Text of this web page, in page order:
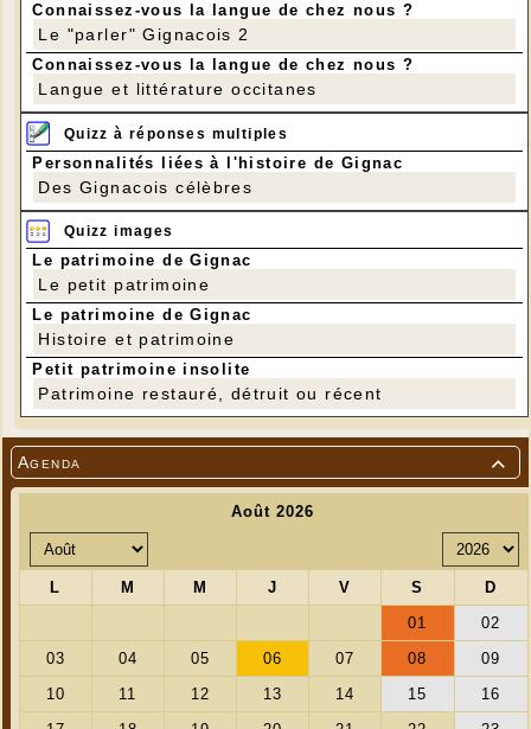

Agenda
Connaissez-vous la langue de chez nous ?
Le "parler" Gignacois 2
Connaissez-vous la langue de chez nous ?
Langue et littérature occitanes
Quizz à réponses multiples
Personnalités liées à l'histoire de Gignac
Des Gignacois célèbres
Quizz images
Le patrimoine de Gignac
Le petit patrimoine
Le patrimoine de Gignac
Histoire et patrimoine
Petit patrimoine insolite
Patrimoine restauré, détruit ou récent